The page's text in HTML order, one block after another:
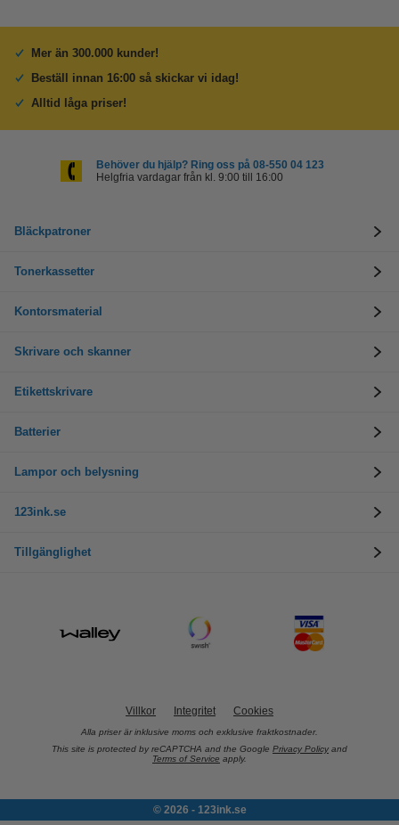
Mer än 300.000 kunder!
Beställ innan 16:00 så skickar vi idag!
Alltid låga priser!
Behöver du hjälp? Ring oss på 08-550 04 123
Helgfria vardagar från kl. 9:00 till 16:00
Bläckpatroner
Tonerkassetter
Kontorsmaterial
Skrivare och skanner
Etikettskrivare
Batterier
Lampor och belysning
123ink.se
Tillgänglighet
Villkor Integritet Cookies
Alla priser är inklusive moms och exklusive fraktkostnader.
This site is protected by reCAPTCHA and the Google Privacy Policy and
Terms of Service apply.
© 2026 - 123ink.se